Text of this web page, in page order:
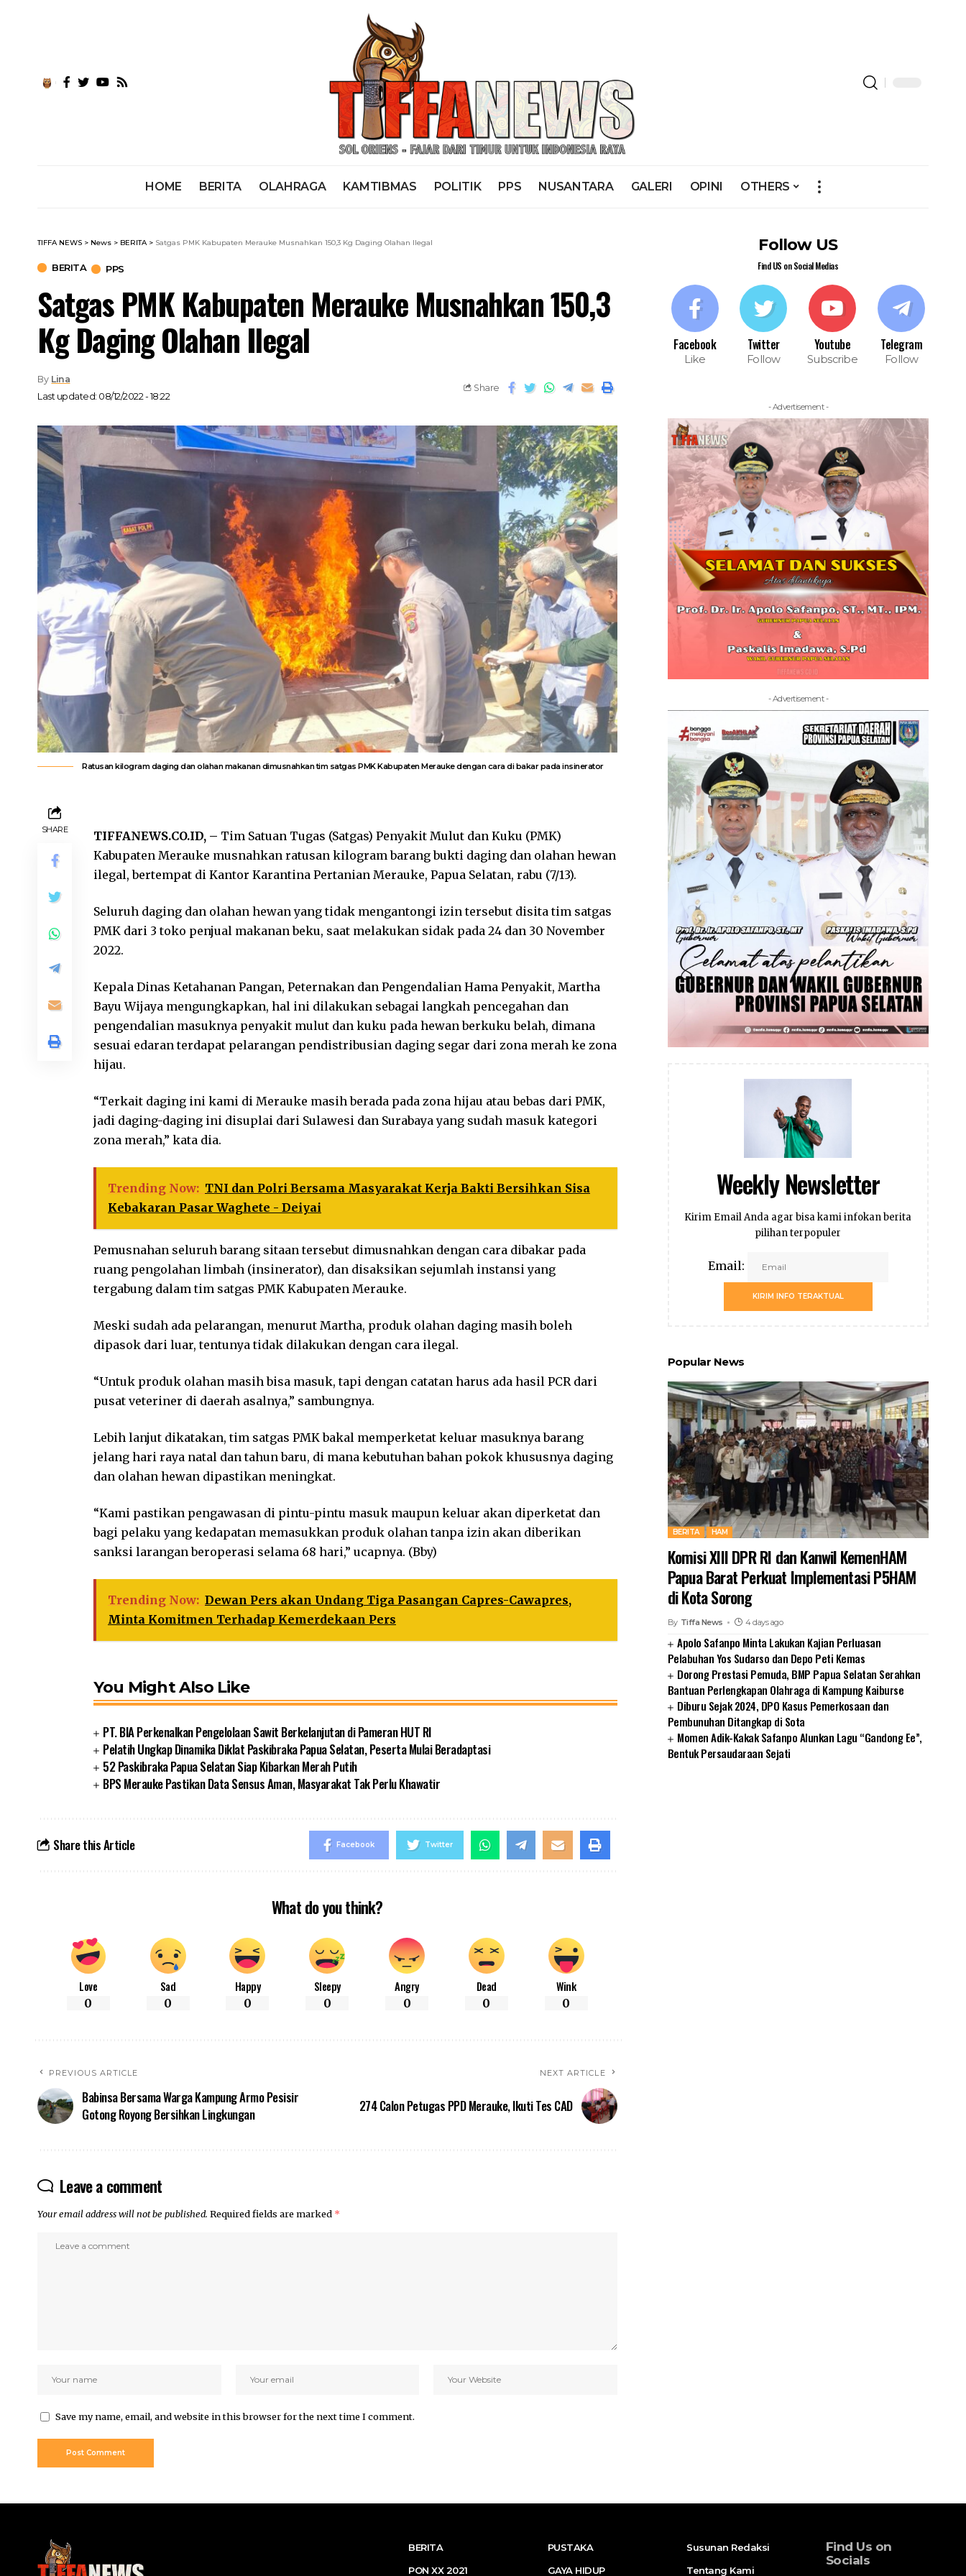
HOME BERITA OLAHRAGA KAMTIBMAS POLITIK PPS NUSANTARA GALERI OPINI OTHERS
TIFFA NEWS > News > BERITA> Satgas PMK Kabupaten Merauke Musnahkan 150,3 Kg Daging Olahan Ilegal
BERITA PPS
Satgas PMK Kabupaten Merauke Musnahkan 150,3
Kg Daging Olahan Ilegal
Last updated: 08/12/2022 - 18:22
By Lina
Share
Ratusan kilogram daging dan olahan makanan dimusnahkan tim satgas PMK Kabupaten Merauke dengan cara di bakar pada insinerator
SHARE TIFFANEWS.CO.ID, – Tim Satuan Tugas (Satgas) Penyakit Mulut dan Kuku (PMK)
Kabupaten Merauke musnahkan ratusan kilogram barang bukti daging dan olahan hewan
ilegal, bertempat di Kantor Karantina Pertanian Merauke, Papua Selatan, rabu (7/13).
Seluruh daging dan olahan hewan yang tidak mengantongi izin tersebut disita tim satgas
PMK dari 3 toko penjual makanan beku, saat melakukan sidak pada 24 dan 30 November
2022.
Kepala Dinas Ketahanan Pangan, Peternakan dan Pengendalian Hama Penyakit, Martha
Bayu Wijaya mengungkapkan, hal ini dilakukan sebagai langkah pencegahan dan
pengendalian masuknya penyakit mulut dan kuku pada hewan berkuku belah, dimana
sesuai edaran terdapat pelarangan pendistribusian daging segar dari zona merah ke zona
hijau.
“Terkait daging ini kami di Merauke masih berada pada zona hijau atau bebas dari PMK,
jadi daging-daging ini disuplai dari Sulawesi dan Surabaya yang sudah masuk kategori
zona merah,” kata dia.
Trending Now: TNI dan Polri Bersama Masyarakat Kerja Bakti Bersihkan Sisa
Kebakaran Pasar Waghete - Deiyai
Pemusnahan seluruh barang sitaan tersebut dimusnahkan dengan cara dibakar pada
ruang pengolahan limbah (insinerator), dan disaksikan sejumlah instansi yang
tergabung dalam tim satgas PMK Kabupaten Merauke.
Meski sudah ada pelarangan, menurut Martha, produk olahan daging masih boleh
dipasok dari luar, tentunya tidak dilakukan dengan cara ilegal.
“Untuk produk olahan masih bisa masuk, tapi dengan catatan harus ada hasil PCR dari
pusat veteriner di daerah asalnya,” sambungnya.
Lebih lanjut dikatakan, tim satgas PMK bakal memperketat keluar masuknya barang
jelang hari raya natal dan tahun baru, di mana kebutuhan bahan pokok khususnya daging
dan olahan hewan dipastikan meningkat.
“Kami pastikan pengawasan di pintu-pintu masuk maupun keluar akan diperketat dan
bagi pelaku yang kedapatan memasukkan produk olahan tanpa izin akan diberikan
sanksi larangan beroperasi selama 68 hari,” ucapnya. (Bby)
Trending Now: Dewan Pers akan Undang Tiga Pasangan Capres-Cawapres,
Minta Komitmen Terhadap Kemerdekaan Pers
You Might Also Like
PT. BIA Perkenalkan Pengelolaan Sawit Berkelanjutan di Pameran HUT RI
Pelatih Ungkap Dinamika Diklat Paskibraka Papua Selatan, Peserta Mulai Beradaptasi
52 Paskibraka Papua Selatan Siap Kibarkan Merah Putih
BPS Merauke Pastikan Data Sensus Aman, Masyarakat Tak Perlu Khawatir
Share this Article Facebook Twitter
What do you think?
Love
0
Sad
0
Happy
0
Sleepy
0
Angry
0
Dead
0
Wink
0
PREVIOUS ARTICLE
Babinsa Bersama Warga Kampung Armo Pesisir
Gotong Royong Bersihkan Lingkungan
NEXT ARTICLE
274 Calon Petugas PPD Merauke, Ikuti Tes CAD
Leave a comment
Your email address will not be published. Required fields are marked *
Save my name, email, and website in this browser for the next time I comment.
Follow US
Find US on Social Medias
Facebook
Like
Twitter
Follow
Youtube
Subscribe
Telegram
Follow
- Advertisement -
- Advertisement -
Weekly Newsletter
Kirim Email Anda agar bisa kami infokan berita
pilihan terpopuler
Email:
KIRIM INFO TERAKTUAL
Popular News
BERITA HAM
Komisi XIII DPR RI dan Kanwil KemenHAM
Papua Barat Perkuat Implementasi P5HAM
di Kota Sorong
By Tiffa News 4 days ago
Apolo Safanpo Minta Lakukan Kajian Perluasan
Pelabuhan Yos Sudarso dan Depo Peti Kemas
Dorong Prestasi Pemuda, BMP Papua Selatan Serahkan
Bantuan Perlengkapan Olahraga di Kampung Kaiburse
Diburu Sejak 2024, DPO Kasus Pemerkosaan dan
Pembunuhan Ditangkap di Sota
Momen Adik-Kakak Safanpo Alunkan Lagu “Gandong Ee”,
Bentuk Persaudaraan Sejati
BERITA
PON XX 2021
PUSTAKA
GAYA HIDUP
Susunan Redaksi
Tentang Kami
Find Us on
Socials